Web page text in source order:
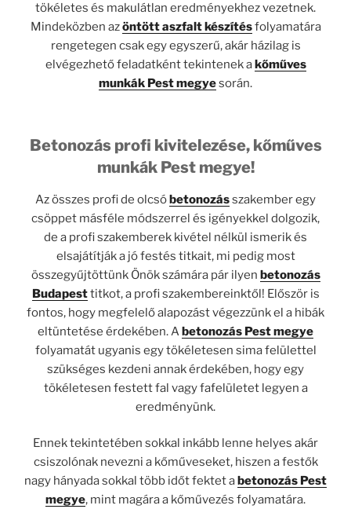
tökéletes és makulátlan eredményekhez vezetnek.
Mindeközben azöntött aszfalt készítésfolyamatára
rengetegen csak egy egyszerű, akár házilag is
elvégezhető feladatként tekintenek akőműves
munkák Pest megyesorán.
Betonozás profi kivitelezése, kőműves
munkák Pest megye!
Az összes profi de olcsóbetonozásszakember egy
csöppet másféle módszerrel és igényekkel dolgozik,
de a profi szakemberek kivétel nélkül ismerik és
elsajátítják a jófestés titkait, mi pedig most
összegyűjtöttünk Önök számára pár ilyen betonozás
Budapesttitkot, a profi szakembereinktől! Először is
fontos, hogy megfelelő alapozást végezzünk el a hibák
eltüntetése érdekében. Abetonozás Pest megye
folyamatát ugyanis egy tökéletesen sima felülettel
szükséges kezdeni annak érdekében, hogy egy
tökéletesen festett fal vagy fafelületet legyen a
eredményünk.
Ennek tekintetében sokkal inkább lenne helyes akár
csiszolónak nevezni a kőműveseket, hiszen a festők
nagy hányada sokkal több időt fektet abetonozás Pest
megye, mint magára a kőművezés folyamatára.